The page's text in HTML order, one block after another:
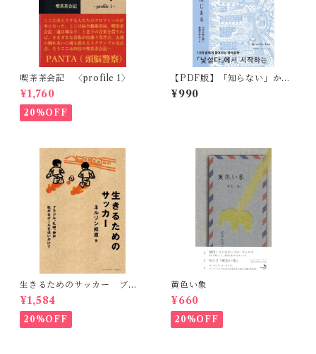
喫茶茶会記 〈profile 1〉
¥1,760
20%OFF
【PDF版】「知らない」から
はじまる 10代の娘に聞く韓
国文学のこと
¥990
生きるためのサッカー ブラ
ジル、札幌、神戸 転がるボ
ールを追いかけて
¥1,584
20%OFF
黄色い象
¥660
20%OFF